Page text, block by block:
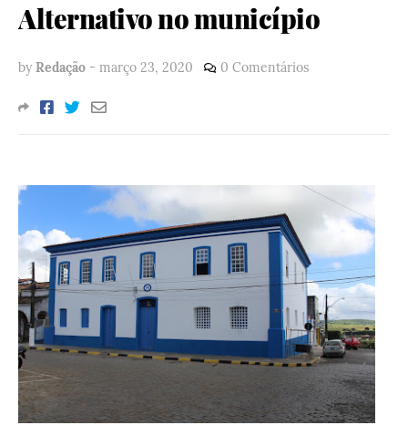
Alternativo no município
by Redação - março 23, 2020 0 Comentários